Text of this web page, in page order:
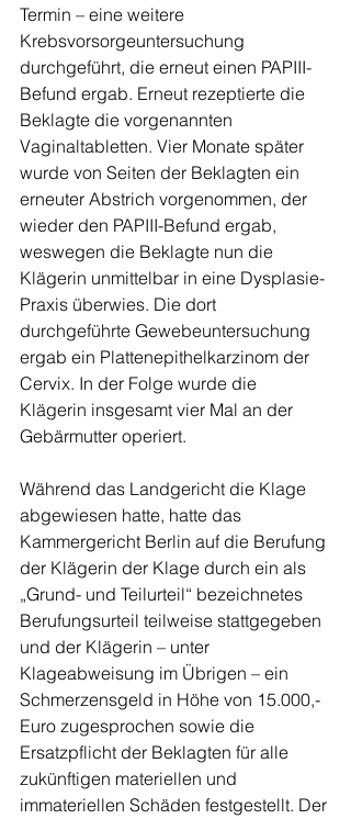
Termin – eine weitere
Krebsvorsorgeuntersuchung
durchgeführt, die erneut einen PAPIII-
Befund ergab. Erneut rezeptierte die
Beklagte die vorgenannten
Vaginaltabletten. Vier Monate später
wurde von Seiten der Beklagten ein
erneuter Abstrich vorgenommen, der
wieder den PAPIII-Befund ergab,
weswegen die Beklagte nun die
Klägerin unmittelbar in eine Dysplasie-
Praxis überwies. Die dort
durchgeführte Gewebeuntersuchung
ergab ein Plattenepithelkarzinom der
Cervix. In der Folge wurde die
Klägerin insgesamt vier Mal an der
Gebärmutter operiert.
Während das Landgericht die Klage
abgewiesen hatte, hatte das
Kammergericht Berlin auf die Berufung
der Klägerin der Klage durch ein als
„Grund- und Teilurteil“ bezeichnetes
Berufungsurteil teilweise stattgegeben
und der Klägerin – unter
Klageabweisung im Übrigen – ein
Schmerzensgeld in Höhe von 15.000,-
Euro zugesprochen sowie die
Ersatzpflicht der Beklagten für alle
zukünftigen materiellen und
immateriellen Schäden festgestellt. Der